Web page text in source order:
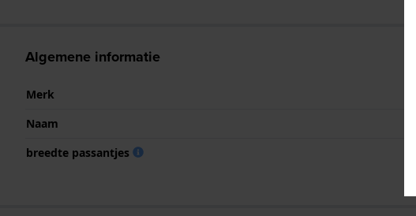
Algemene informatie
Merk
Naam
breedte passantjes